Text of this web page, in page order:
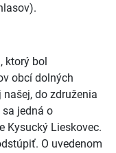
ktorý bol
obcí dolných
do združenia
sa jedná o
Kysucký Lieskovec.
O uvedenom